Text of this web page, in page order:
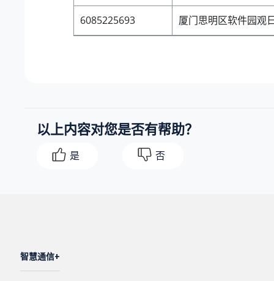
6085225693 厦门思明区软件园观
以上内容对您是否有帮助？
是 否
智慧通信